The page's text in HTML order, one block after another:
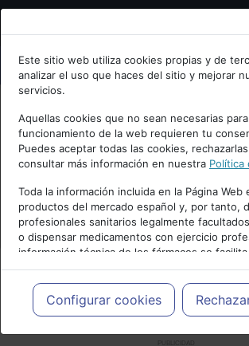
Bienvenid@ a psiquiatria.com
Escribe tu Email
Accede o regístrate con tu email.
Este sitio web utiliza cookies propias y de
analizar el uso que haces del sitio y mejorar
servicios.
Aquellas cookies que no sean necesarias
funcionamiento de la web requieren tu
Puedes aceptar todas las cookies,
consultar más información en nuestra Política
Toda la información incluida en la Página Web
productos del mercado español y, por tanto,
profesionales sanitarios legalmente
o dispensar medicamentos con ejercicio
información técnica de los fármacos se
meramente informativo, siendo
profesionales facultados prescribir
cada caso concreto, el tratamiento más
necesidades del paciente.
Configurar cookies